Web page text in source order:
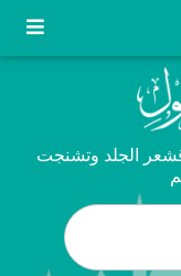
الجلد وتشنجت